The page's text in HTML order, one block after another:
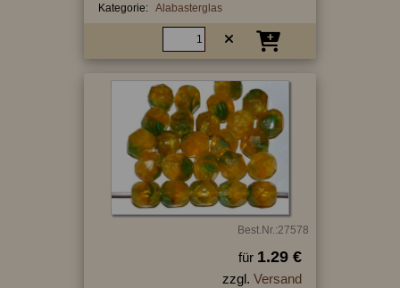
Kategorie: Alabasterglas
Best.Nr.:27578
für 1.29 €
zzgl. Versand